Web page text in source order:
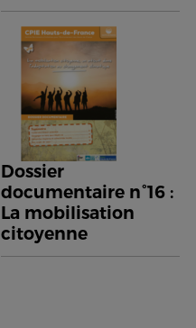
Dossier
documentaire n°16 :
La mobilisation
citoyenne